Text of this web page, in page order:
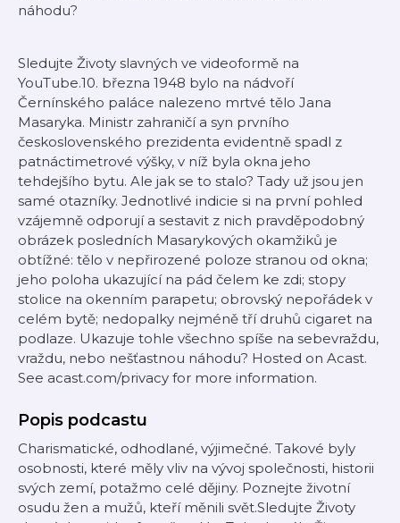
náhodu?
Sledujte Životy slavných ve videoformě na
YouTube.10. března 1948 bylo na nádvoří
Černínského paláce nalezeno mrtvé tělo Jana
Masaryka. Ministr zahraničí a syn prvního
československého prezidenta evidentně spadl z
patnáctimetrové výšky, v níž byla okna jeho
tehdejšího bytu. Ale jak se to stalo? Tady už jsou jen
samé otazníky. Jednotlivé indicie si na první pohled
vzájemně odporují a sestavit z nich pravděpodobný
obrázek posledních Masarykových okamžiků je
obtížné: tělo v nepřirozené poloze stranou od okna;
jeho poloha ukazující na pád čelem ke zdi; stopy
stolice na okenním parapetu; obrovský nepořádek v
celém bytě; nedopalky nejméně tří druhů cigaret na
podlaze. Ukazuje tohle všechno spíše na sebevraždu,
vraždu, nebo nešťastnou náhodu? Hosted on Acast.
See acast.com/privacy for more information.
Popis podcastu
Charismatické, odhodlané, výjimečné. Takové byly
osobnosti, které měly vliv na vývoj společnosti, historii
svých zemí, potažmo celé dějiny. Poznejte životní
osudu žen a mužů, kteří měnili svět.Sledujte Životy